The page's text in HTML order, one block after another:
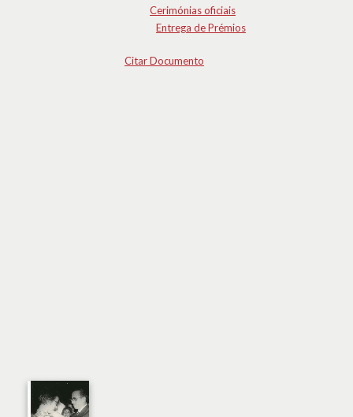
Cerimónias oficiais
Entrega de Prémios
Citar Documento